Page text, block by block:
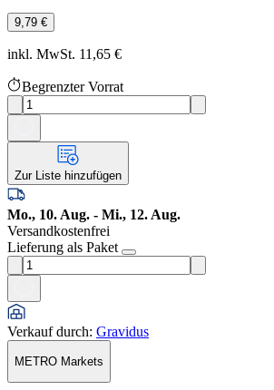
9,79 €
inkl. MwSt. 11,65 €
Begrenzter Vorrat
Zur Liste hinzufügen
Mo., 10. Aug. - Mi., 12. Aug.
Versandkostenfrei
Lieferung als Paket
Verkauf durch: Gravidus
METRO Markets